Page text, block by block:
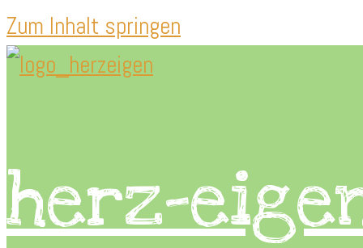
Zum Inhalt springen
herz-